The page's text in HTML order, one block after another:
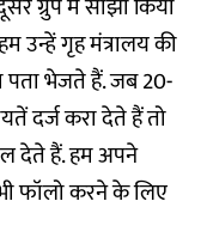
ग्रुप में साझा किया
उन्हें गृह मंत्रालय की
भेजते हैं. जब 20-
दर्ज करा देते हैं तो
देते हैं. हम अपने
फॉलो करने के लिए